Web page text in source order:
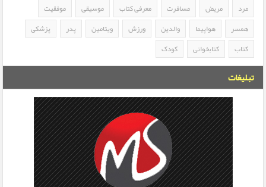
مرد
مریض مسافرت معرفی کتاب موسیقی
موفقیت
همسر
هواپیما والدین ورزش ویتامین پدر
پزشکی
کتاب
کتابخوانی کودک
تبلیغات